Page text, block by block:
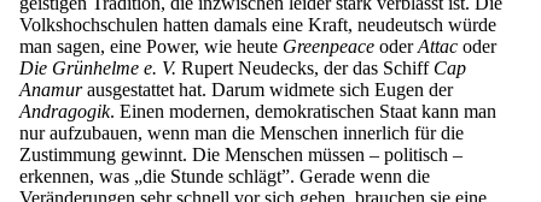
Volkshochschulen hatten damals eine Kraft, neudeutsch würde
man sagen, eine Power, wie heute Greenpeace oderAttac oder
Die Grünhelme e. V. Rupert Neudecks, der das Schiff Cap
Anamurausgestattet hat. Darum widmete sich Eugen der
Andragogik. Einen modernen, demokratischen Staat kann man
nur aufzubauen, wenn man die Menschen innerlich für die
Zustimmung gewinnt. Die Menschen müssen – politisch –
erkennen, was „die Stunde schlägt”. Gerade wenn die
Veränderungen sehr schnell vor sich gehen, brauchen sie eine